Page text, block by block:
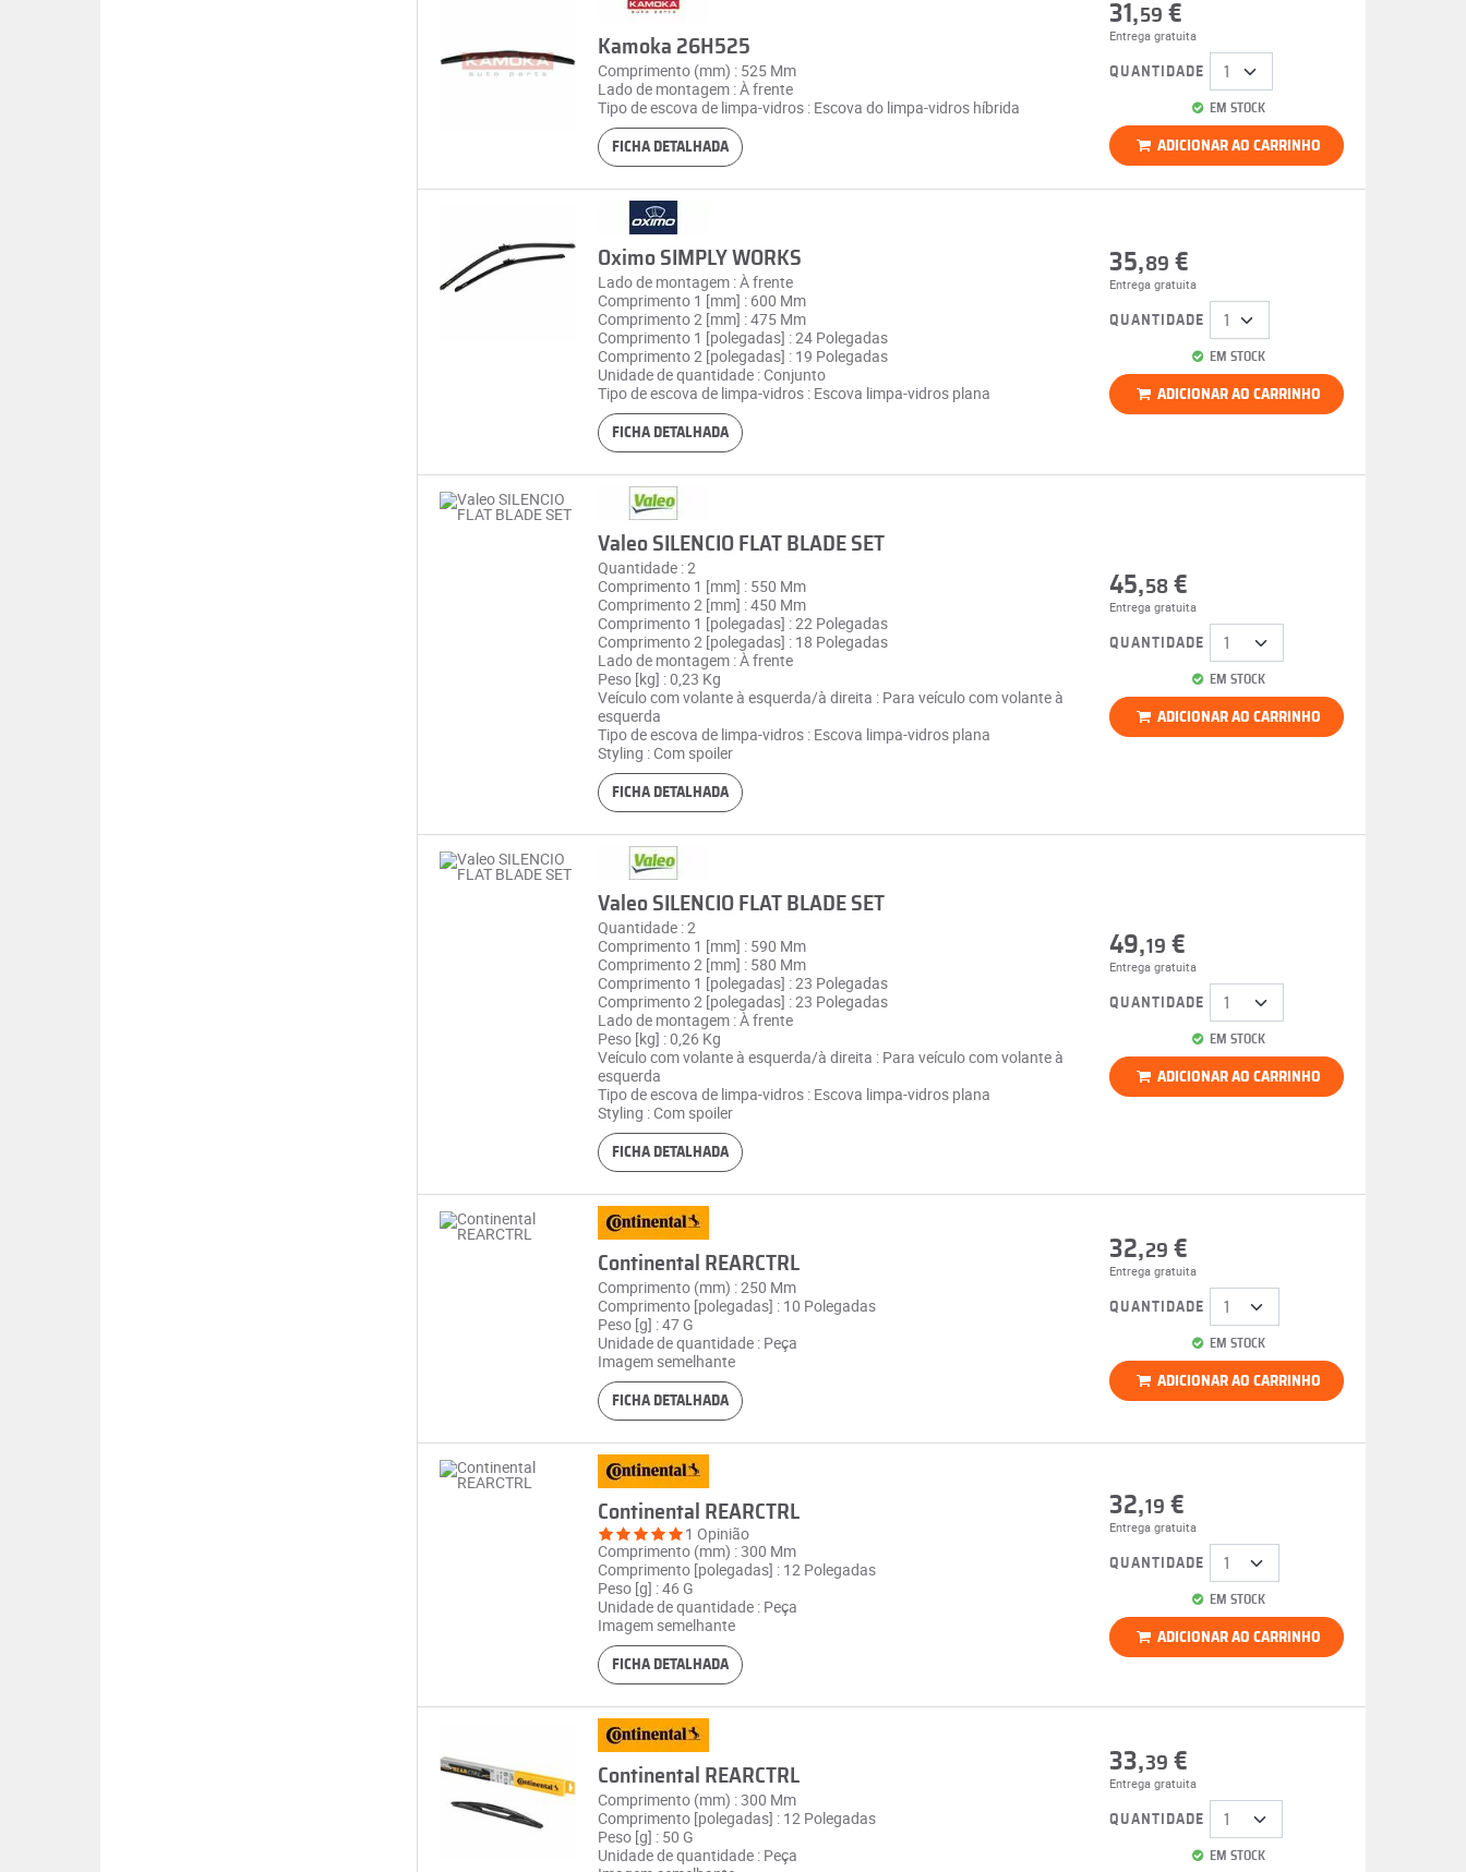
Kamoka 26H525
Comprimento (mm) : 525 Mm
Lado de montagem : À frente
Tipo de escova de limpa-vidros : Escova do limpa-vidros híbrida
FICHA DETALHADA
31,59 €
Entrega gratuita
EM STOCK
QUANTIDADE
ADICIONAR AO CARRINHO
Oximo SIMPLY WORKS
Lado de montagem : À frente
Comprimento 1 [mm] : 600 Mm
Comprimento 2 [mm] : 475 Mm
Comprimento 1 [polegadas] : 24 Polegadas
Comprimento 2 [polegadas] : 19 Polegadas
Unidade de quantidade : Conjunto
Tipo de escova de limpa-vidros : Escova limpa-vidros plana
FICHA DETALHADA
35,89 €
Entrega gratuita
EM STOCK
QUANTIDADE
ADICIONAR AO CARRINHO
Valeo SILENCIO FLAT BLADE SET
Quantidade : 2
Comprimento 1 [mm] : 550 Mm
Comprimento 2 [mm] : 450 Mm
Comprimento 1 [polegadas] : 22 Polegadas
Comprimento 2 [polegadas] : 18 Polegadas
Lado de montagem : À frente
Peso [kg] : 0,23 Kg
Veículo com volante à esquerda/à direita : Para veículo com volante à
esquerda
Tipo de escova de limpa-vidros : Escova limpa-vidros plana
Styling : Com spoiler
FICHA DETALHADA
45,58 €
Entrega gratuita
EM STOCK
QUANTIDADE
ADICIONAR AO CARRINHO
Valeo SILENCIO FLAT BLADE SET
Quantidade : 2
Comprimento 1 [mm] : 590 Mm
Comprimento 2 [mm] : 580 Mm
Comprimento 1 [polegadas] : 23 Polegadas
Comprimento 2 [polegadas] : 23 Polegadas
Lado de montagem : À frente
Peso [kg] : 0,26 Kg
Veículo com volante à esquerda/à direita : Para veículo com volante à
esquerda
Tipo de escova de limpa-vidros : Escova limpa-vidros plana
Styling : Com spoiler
FICHA DETALHADA
49,19 €
Entrega gratuita
EM STOCK
QUANTIDADE
ADICIONAR AO CARRINHO
Continental REARCTRL
Comprimento (mm) : 250 Mm
Comprimento [polegadas] : 10 Polegadas
Peso [g] : 47 G
Unidade de quantidade : Peça
Imagem semelhante
FICHA DETALHADA
32,29 €
Entrega gratuita
EM STOCK
QUANTIDADE
ADICIONAR AO CARRINHO
Continental REARCTRL
1 Opinião
Comprimento (mm) : 300 Mm
Comprimento [polegadas] : 12 Polegadas
Peso [g] : 46 G
Unidade de quantidade : Peça
Imagem semelhante
FICHA DETALHADA
32,19 €
Entrega gratuita
EM STOCK
QUANTIDADE
ADICIONAR AO CARRINHO
Continental REARCTRL
Comprimento (mm) : 300 Mm
Comprimento [polegadas] : 12 Polegadas
Peso [g] : 50 G
Unidade de quantidade : Peça
33,39 €
Entrega gratuita
EM STOCK
QUANTIDADE